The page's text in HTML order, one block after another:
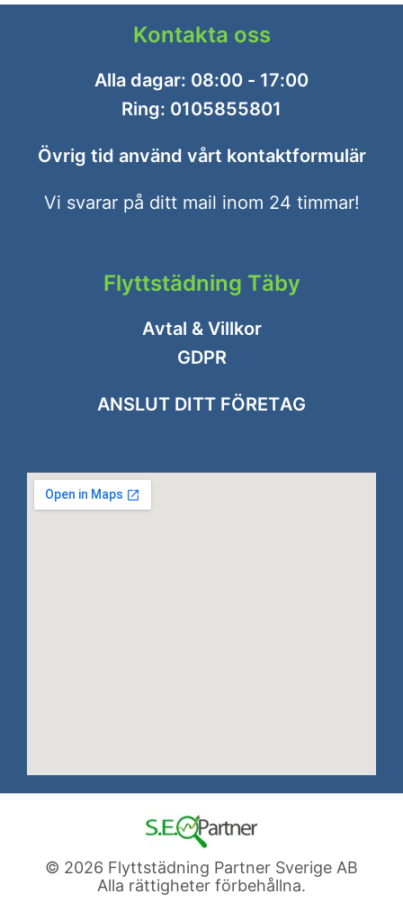
Kontakta oss
Alla dagar: 08:00 - 17:00
Ring: 0105855801
Övrig tid använd vårt kontaktformulär
Vi svarar på ditt mail inom 24 timmar!
Flyttstädning Täby
Avtal & Villkor
GDPR
ANSLUT DITT FÖRETAG
© 2026 Flyttstädning Partner Sverige AB
Alla rättigheter förbehållna.